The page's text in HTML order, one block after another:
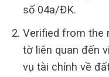
số 04a/ĐK.
Verified from the
tờ liên quan đến
vụ tài chính về